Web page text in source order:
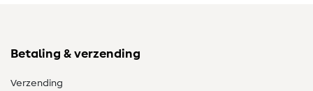
Betaling & verzending
Verzending